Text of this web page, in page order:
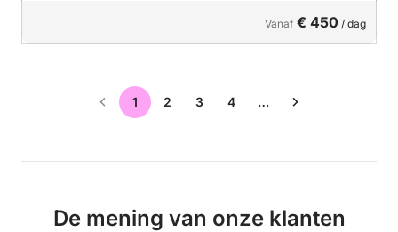
Vanaf € 450 / dag
1 2 3 4 …
De mening van onze klanten